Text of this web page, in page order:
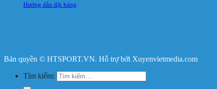
Hướng dẫn đặt hàng
Bản quyền © HTSPORT.VN. Hỗ trợ bởi Xuyenvietmedia.com
Tìm kiếm: